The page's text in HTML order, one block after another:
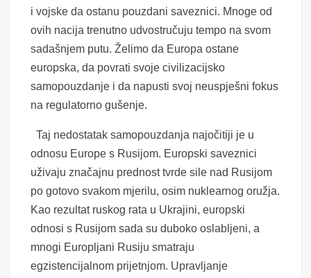
i vojske da ostanu pouzdani saveznici. Mnoge od
ovih nacija trenutno udvostručuju tempo na svom
sadašnjem putu. Želimo da Europa ostane
europska, da povrati svoje civilizacijsko
samopouzdanje i da napusti svoj neuspješni fokus
na regulatorno gušenje.
Taj nedostatak samopouzdanja najočitiji je u
odnosu Europe s Rusijom. Europski saveznici
uživaju značajnu prednost tvrde sile nad Rusijom
po gotovo svakom mjerilu, osim nuklearnog oružja.
Kao rezultat ruskog rata u Ukrajini, europski
odnosi s Rusijom sada su duboko oslabljeni, a
mnogi Europljani Rusiju smatraju
egzistencijalnom prijetnjom. Upravljanje